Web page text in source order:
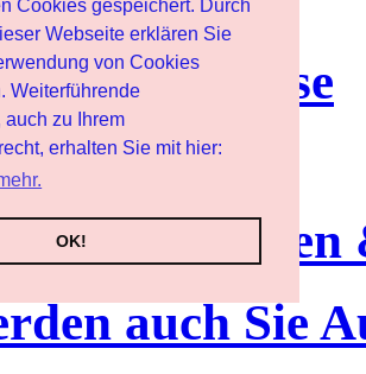
Cookies gespeichert. Durch
Webseite erklären Sie
von Cookies
Weiterführende
auch zu Ihrem
erhalten Sie mit hier:
OK!
auch Sie